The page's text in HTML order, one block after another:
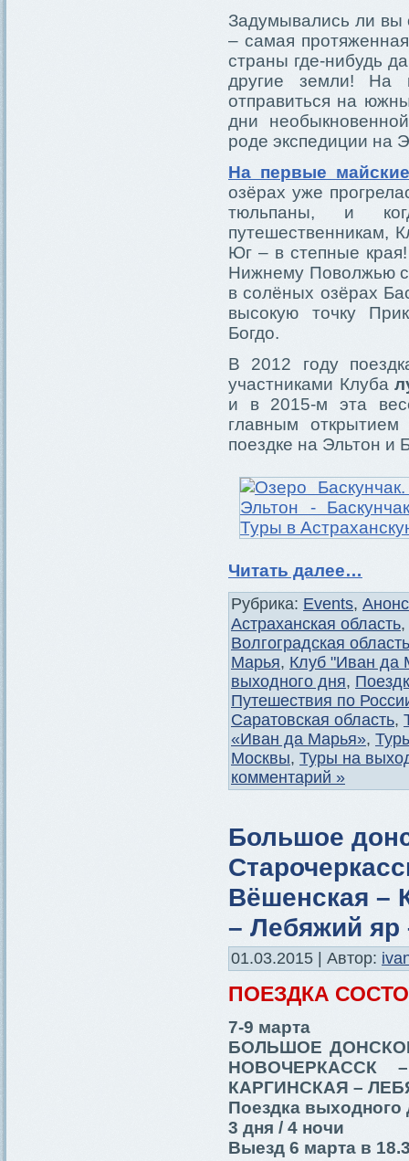
Задумывались ли вы
– самая
страны где-нибудь
другие земли! На
отправиться на
дни
роде экспедиции на
На первые
озёрах уже
тюльпаны, и
путешественникам,
Юг – в степные
Нижнему Поволжью с
в солёных озёрах
высокую точку
Богдо.
В 2012 году
участниками Клуба
и в 2015-м эта
главным
поездке на Эльтон и
Читать далее…
Рубрика: Events,
Астраханская область,
Волгоградская область
Марья, Клуб "Иван да
выходного дня,
Путешествия по
Саратовская область,
«Иван да Марья»,
Москвы, Туры на
комментарий »
Большое
Вёшенская –
– Лебяжий
01.03.2015 | Автор:
ПОЕЗДКА
7-9 марта
БОЛЬШОЕ
НОВОЧЕРКАССК
КАРГИНСКАЯ –
Поездка выходного
3 дня / 4 ночи
Выезд 6 марта в